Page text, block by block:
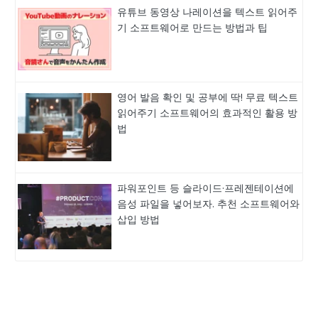
유튜브 동영상 나레이션을 텍스트 읽어주
기 소프트웨어로 만드는 방법과 팁
영어 발음 확인 및 공부에 딱! 무료 텍스트
읽어주기 소프트웨어의 효과적인 활용 방
법
파워포인트 등 슬라이드·프레젠테이션에
음성 파일을 넣어보자. 추천 소프트웨어와
삽입 방법